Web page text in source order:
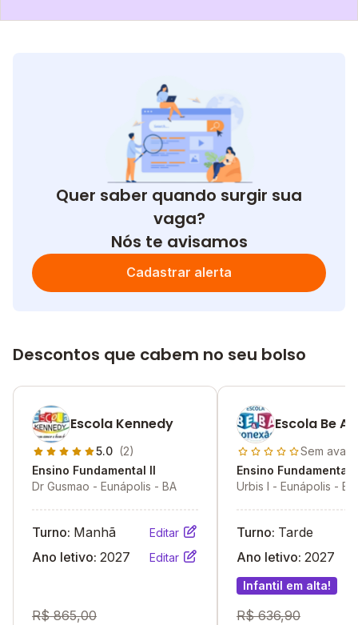
Quer saber quando surgir sua
vaga?
Nós te avisamos
Cadastrar alerta
Descontos que cabem no seu bolso
Escola Kennedy
5.0 (2)
Ensino Fundamental II
Dr Gusmao - Eunápolis - BA
Turno: Manhã Editar
Ano letivo: 2027 Editar
R$ 865,00
Escola Be A
Sem
Ensino Fundamental
Urbis I - Eunápolis - BA
Turno: Tarde
Ano letivo: 2027
Infantil em alta!
R$ 636,90